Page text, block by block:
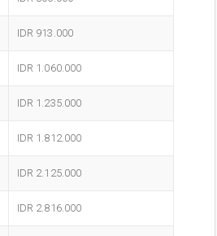
IDR 913.000
IDR 1.060.000
IDR 1.235.000
IDR 1.812.000
IDR 2.125.000
IDR 2.816.000